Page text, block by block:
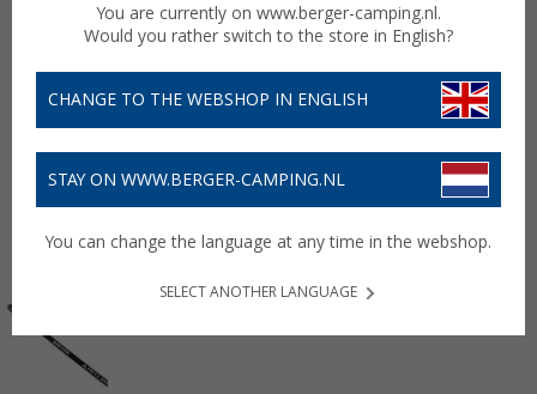
You are currently on www.berger-camping.nl.
Would you rather switch to the store in English?
CHANGE TO THE WEBSHOP IN ENGLISH
STAY ON WWW.BERGER-CAMPING.NL
You can change the language at any time in the webshop.
SELECT ANOTHER LANGUAGE